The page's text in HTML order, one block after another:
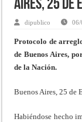
Aires, 25 de
dipublico 06/
Protocolo de
de Buenos Aires,
de la Nación.
Buenos Aires, 25 de
Habiéndose hecho